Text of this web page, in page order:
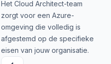
Het Cloud Architect-team
zorgt voor een Azure-
omgeving die volledig is
afgestemd op de specifieke
eisen van jouw organisatie.